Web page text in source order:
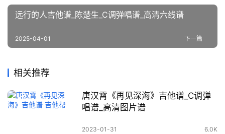
远行的人吉他谱_陈楚生_C调弹唱谱_高清六线谱
下一篇
2025-04-01
相关推荐
唐汉霄《再见深海》吉他谱_C调弹
唱谱_高清图片谱
2023-01-31 6.0K